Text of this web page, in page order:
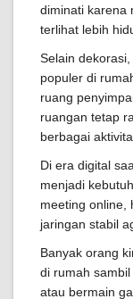
diminati karena
terlihat lebih
Selain
populer di
ruang
ruangan tetap
berbagai
Di era digital
menjadi
meeting online,
jaringan stabil
Banyak orang
di rumah
atau bermain